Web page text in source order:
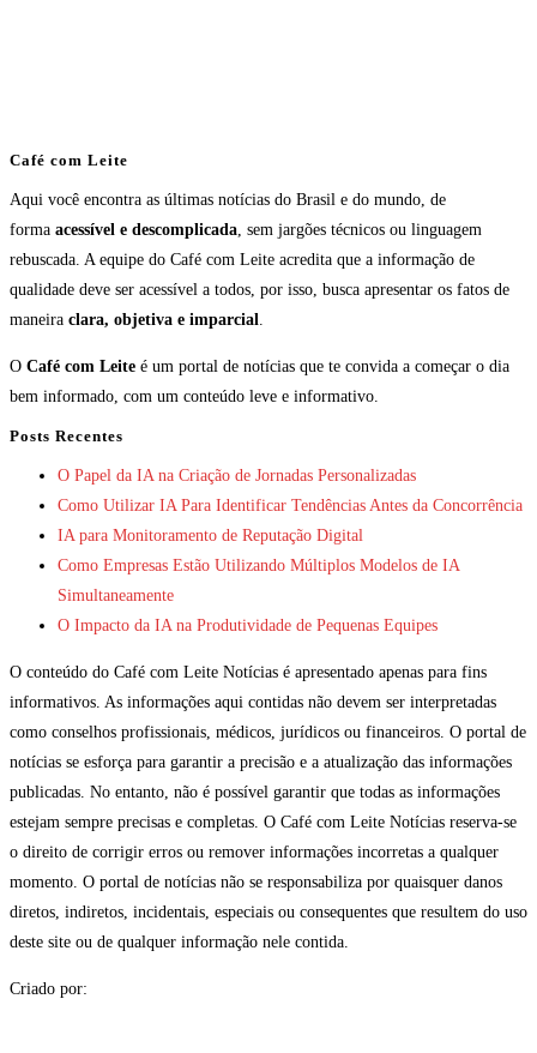
Café com Leite
Aqui você encontra as últimas notícias do Brasil e do mundo, de
forma acessível e descomplicada, sem jargões técnicos ou linguagem
rebuscada. A equipe do Café com Leite acredita que a informação de
qualidade deve ser acessível a todos, por isso, busca apresentar os fatos de
maneira clara, objetiva e imparcial.
O Café com Leite é um portal de notícias que te convida a começar o dia
bem informado, com um conteúdo leve e informativo.
Posts Recentes
O Papel da IA na Criação de Jornadas Personalizadas
Como Utilizar IA Para Identificar Tendências Antes da Concorrência
IA para Monitoramento de Reputação Digital
Como Empresas Estão Utilizando Múltiplos Modelos de IA
Simultaneamente
O Impacto da IA na Produtividade de Pequenas Equipes
O conteúdo do Café com Leite Notícias é apresentado apenas para fins
informativos. As informações aqui contidas não devem ser interpretadas
como conselhos profissionais, médicos, jurídicos ou financeiros. O portal de
notícias se esforça para garantir a precisão e a atualização das informações
publicadas. No entanto, não é possível garantir que todas as informações
estejam sempre precisas e completas. O Café com Leite Notícias reserva-se
o direito de corrigir erros ou remover informações incorretas a qualquer
momento. O portal de notícias não se responsabiliza por quaisquer danos
diretos, indiretos, incidentais, especiais ou consequentes que resultem do uso
deste site ou de qualquer informação nele contida.
Criado por: